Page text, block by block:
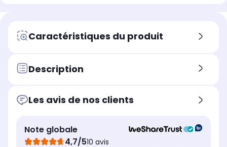
Caractéristiques du produit
Description
Les avis de nos clients
Note globale
4,7/510 avis